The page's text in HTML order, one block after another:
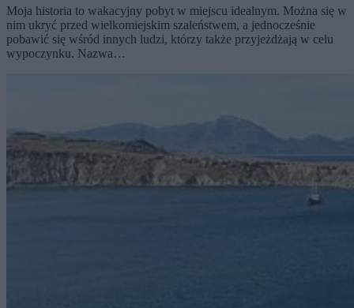
Moja historia to wakacyjny pobyt w miejscu idealnym. Można się w
nim ukryć przed wielkomiejskim szaleństwem, a jednocześnie
pobawić się wśród innych ludzi, którzy także przyjeżdżają w celu
wypoczynku. Nazwa…